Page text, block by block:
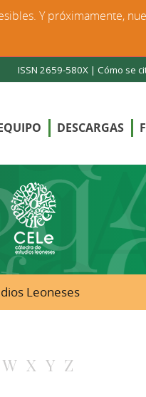
ISSN 2659-580X | Cómo se
DESCARGAS
Leoneses
W X Y Z
Y próximamente,